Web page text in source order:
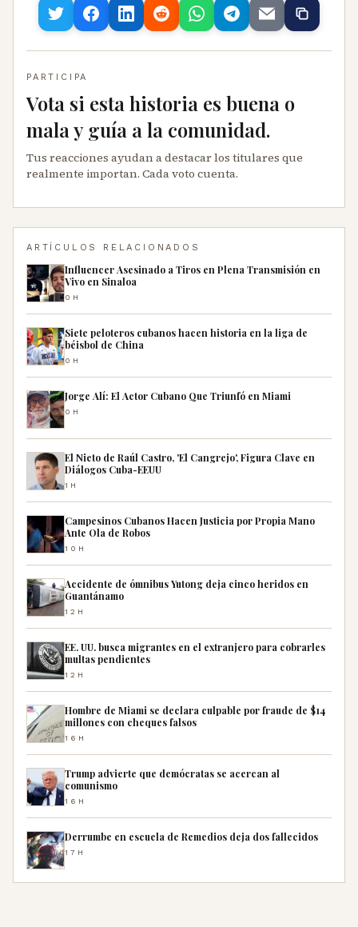
PARTICIPA
Vota si esta historia es buena o
mala y guía a la comunidad.
Tus reacciones ayudan a destacar los titulares que
realmente importan. Cada voto cuenta.
ARTÍCULOS RELACIONADOS
Influencer Asesinado a Tiros en Plena Transmisión en
Vivo en Sinaloa
0H
Siete peloteros cubanos hacen historia en la liga de
béisbol de China
0H
Jorge Alí: El Actor Cubano Que Triunfó en Miami
0H
El Nieto de Raúl Castro, 'El Cangrejo', Figura Clave en
Diálogos Cuba-EEUU
1H
Campesinos Cubanos Hacen Justicia por Propia Mano
Ante Ola de Robos
10H
Accidente de ómnibus Yutong deja cinco heridos en
Guantánamo
12H
EE. UU. busca migrantes en el extranjero para cobrarles
multas pendientes
12H
Hombre de Miami se declara culpable por fraude de $14
millones con cheques falsos
16H
Trump advierte que demócratas se acercan al
comunismo
16H
Derrumbe en escuela de Remedios deja dos fallecidos
17H